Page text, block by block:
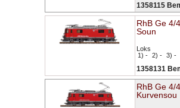
1358115
RhB Ge 4/
Soun
Loks
1) - 2) - 3) -
1358131
RhB Ge 4/
Kurvensou